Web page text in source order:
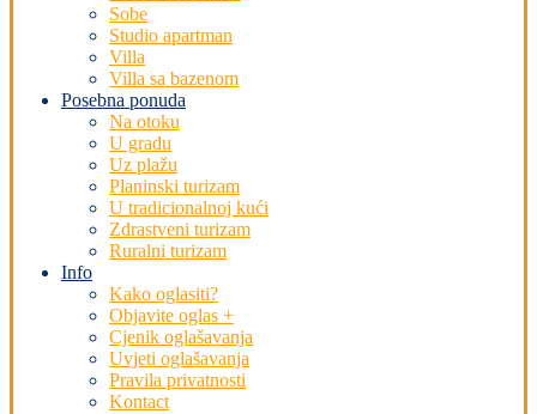
Sobe
Studio apartman
Villa
Villa sa bazenom
Posebna ponuda
Na otoku
U gradu
Uz plažu
Planinski turizam
U tradicionalnoj kući
Zdrastveni turizam
Ruralni turizam
Info
Kako oglasiti?
Objavite oglas +
Cjenik oglašavanja
Uvjeti oglašavanja
Pravila privatnosti
Kontact